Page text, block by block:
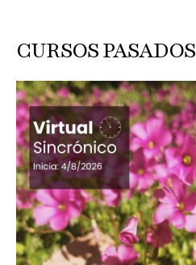
CURSOS PASADOS